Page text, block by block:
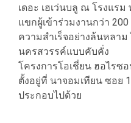
เดอะ เฮเว่นบลู ณ โรงแร
แขกผู้เข้าร่วมงานกว่า
ความสําเร็จอย่างล้นหลา
นครสวรรค์แบบคับคั่ง
โครงการโอเชี่ยน ฮอไร
ตั้งอยู่ที่ นาจอมเทียน ซอย
ประกอบไปด้วย